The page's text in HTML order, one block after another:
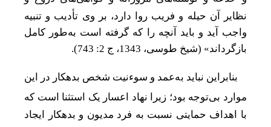
نظایر آن حیله و فریب روا دارد، بر وی تأدیب و تنبیه
واجب آید و باید آنچه را که گرفته است به‌طور کامل
بازگرداند» (شیخ طوسی، 1343، ج 2: 743).
بنابراین نباید به‌عمد و سوءنیت شخص بدهکار در این
موارد بیتوجه بود؛ زیرا نهاد اعسار یک استثنا است که
با اهداف حمایتی نسبت به فرد مدیون و بدهکار ایجاد